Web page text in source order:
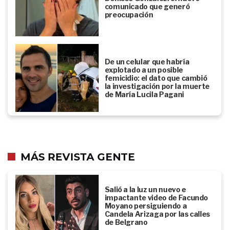
comunicado que generó
preocupación
De un celular que habría
explotado a un posible
femicidio: el dato que cambió
la investigación por la muerte
de María Lucila Pagani
MÁS REVISTA GENTE
Salió a la luz un nuevo e
impactante video de Facundo
Moyano persiguiendo a
Candela Arizaga por las calles
de Belgrano